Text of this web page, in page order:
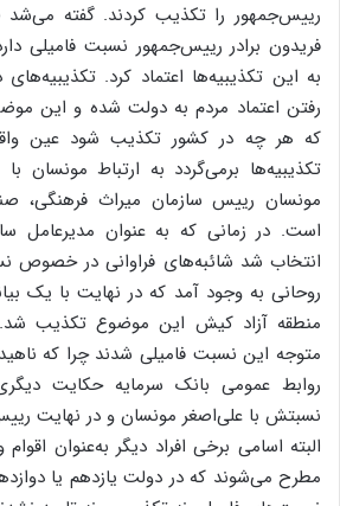
رییس‌جمهور را تکذیب کردند. گفته
فریدون برادر رییس‌جمهور نسبت فامیلی
به این تکذیبیه‌ها اعتماد کرد.
رفتن اعتماد مردم به دولت شده و این
که هر چه در کشور تکذیب شود عین
تکذیبیه‌ها بر‌می‌گردد به ارتباط مونسان
مونسان رییس سازمان میراث فرهنگی،
است. در زمانی که به عنوان مدیرعامل
انتخاب شد شائبه‌های فراوانی در خصوص
روحانی به وجود آمد که در نهایت با یک
منطقه آزاد کیش این موضوع تکذیب
متوجه این نسبت فامیلی شدند چرا که
روابط عمومی بانک سرمایه حکایت
نسبتش با علی‌اصغر مونسان و در نهایت
البته اسامی برخی افراد دیگر به‌عنوان
مطرح می‌شوند که در دولت یازدهم یا